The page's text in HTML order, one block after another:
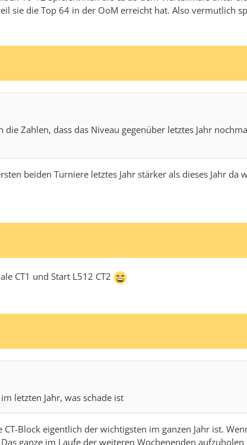
sie die Top 64 in der OoM erreicht hat. Also vermutlich
Zahlen, dass das Niveau gegenüber letztes Jahr
beiden Turniere letztes Jahr stärker als dieses Jahr
CT1 und Start L512 CT2
letzten Jahr, was schade ist
Block eigentlich der wichtigsten im ganzen Jahr ist.
ganze im Laufe der weiteren Wochenenden